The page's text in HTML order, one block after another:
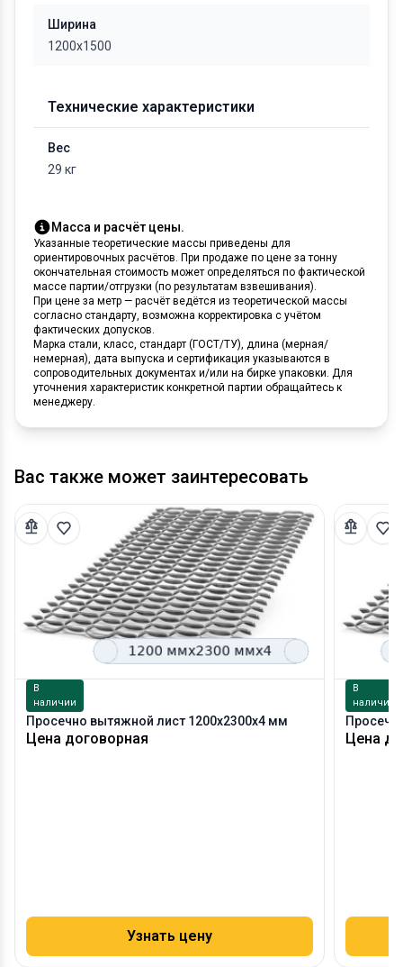
Ширина
1200х1500
Технические характеристики
Вес
29 кг
Масса и расчёт цены.
Указанные теоретические массы приведены для
ориентировочных расчётов. При продаже по цене за тонну
окончательная стоимость может определяться по фактической
массе партии/отгрузки (по результатам взвешивания).
При цене за метр — расчёт ведётся из теоретической массы
согласно стандарту, возможна корректировка с учётом
фактических допусков.
Марка стали, класс, стандарт (ГОСТ/ТУ), длина (мерная/
немерная), дата выпуска и сертификация указываются в
сопроводительных документах и/или на бирке упаковки. Для
уточнения характеристик конкретной партии обращайтесь к
менеджеру.
Вас также может заинтересовать
В
наличии
Просечно вытяжной лист 1200х2300х4 мм
Цена договорная
Узнать цену
В
наличии
Цена